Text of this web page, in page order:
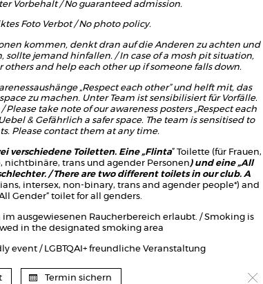
Vorbehalt / No guaranteed admission.
Foto Verbot / No photo policy.
kommen, denkt dran auf die Anderen zu achten und
sollte jemand hinfallen. / In case of a mosh pit situation,
others and help each other up if someone falls down.
„Respect each other” und helft mit, das
zu machen. Unter Team ist sensibilisiert für Vorfälle.
Please take note of our awareness posters „Respect each
& Gefährlich a safer space. The team is sensitised to
Please contact them at any time.
verschiedene Toiletten. Eine „Flinta” Toilette (für Frauen,
nichtbinäre, trans und agender Personen) und eine „All
/ There are two different toilets in our club. A
intersex, non-binary, trans and agender people*) and
Gender“ toilet for all genders.
im ausgewiesenen Raucherbereich erlaubt. / Smoking is
in the designated smoking area
event / LGBTQAI+ freundliche Veranstaltung
Termin sichern